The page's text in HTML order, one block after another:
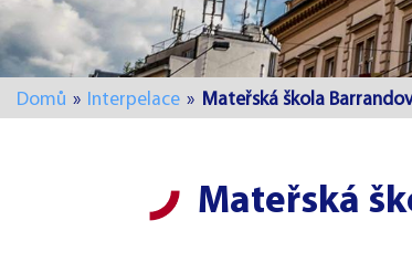
Domů » Interpelace » Mateřská škola
Mateřská